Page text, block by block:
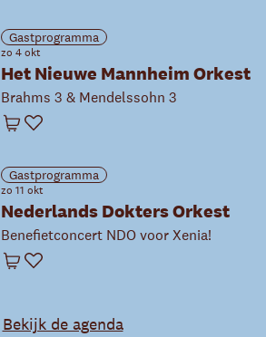
Gastprogramma
zo 4 okt
Het Nieuwe Mannheim Orkest
Brahms 3 & Mendelssohn 3
Winkelwagen
Favoriet
Gastprogramma
zo 11 okt
Nederlands Dokters Orkest
Benefietconcert NDO voor Xenia!
Winkelwagen
Favoriet
Bekijk de agenda